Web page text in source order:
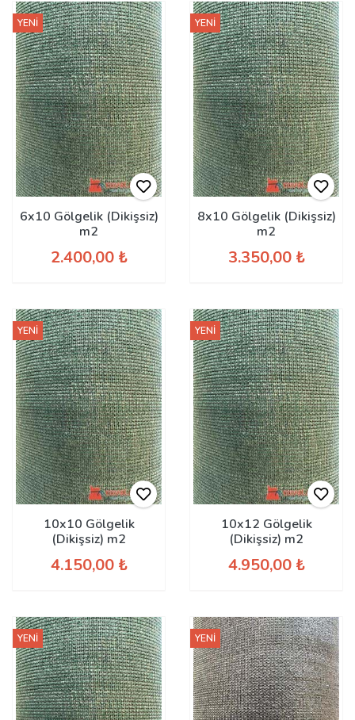
6x10 Gölgelik (Dikişsiz)
m2
2.400,00 ₺
YENİ
8x10 Gölgelik (Dikişsiz)
m2
3.350,00 ₺
YENİ
10x10 Gölgelik
(Dikişsiz) m2
4.150,00 ₺
YENİ
10x12 Gölgelik
(Dikişsiz) m2
4.950,00 ₺
YENİ
YENİ YENİ